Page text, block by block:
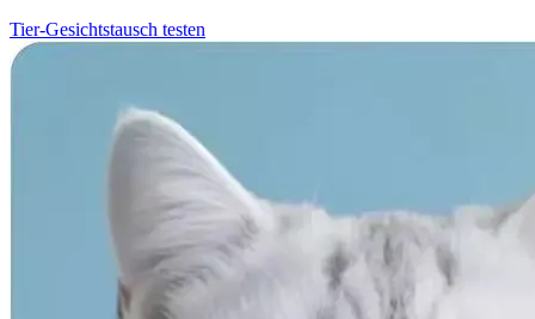
Tier-Gesichtstausch testen